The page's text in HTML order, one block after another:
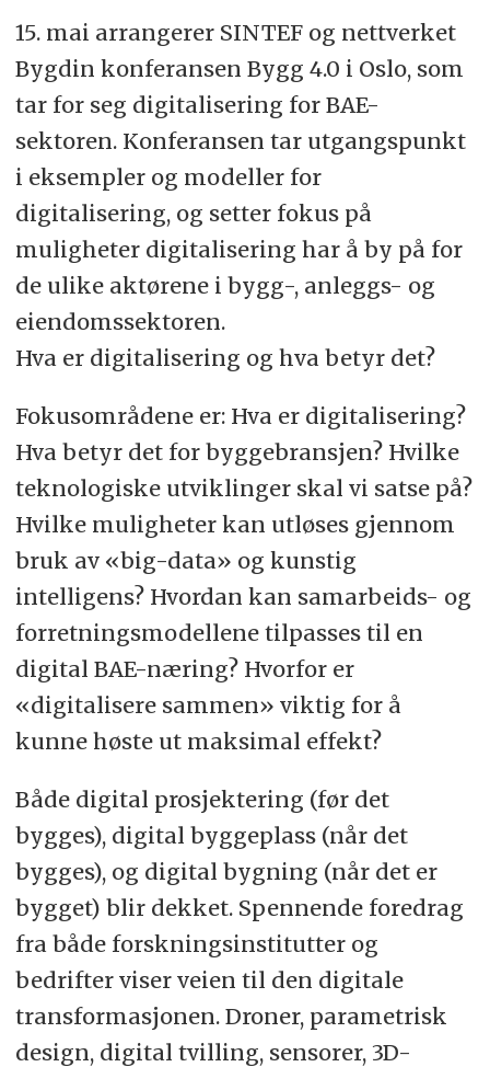
15. mai arrangerer SINTEF og nettverket
Bygdin konferansen Bygg 4.0 i Oslo, som
tar for seg digitalisering for BAE-
sektoren. Konferansen tar utgangspunkt
i eksempler og modeller for
digitalisering, og setter fokus på
muligheter digitalisering har å by på for
de ulike aktørene i bygg-, anleggs- og
eiendomssektoren.
Hva er digitalisering og hva betyr det?
Fokusområdene er: Hva er digitalisering?
Hva betyr det for byggebransjen? Hvilke
teknologiske utviklinger skal vi satse på?
Hvilke muligheter kan utløses gjennom
bruk av «big-data» og kunstig
intelligens? Hvordan kan samarbeids- og
forretningsmodellene tilpasses til en
digital BAE-næring? Hvorfor er
«digitalisere sammen» viktig for å
kunne høste ut maksimal effekt?
Både digital prosjektering (før det
bygges), digital byggeplass (når det
bygges), og digital bygning (når det er
bygget) blir dekket. Spennende foredrag
fra både forskningsinstitutter og
bedrifter viser veien til den digitale
transformasjonen. Droner, parametrisk
design, digital tvilling, sensorer, 3D-